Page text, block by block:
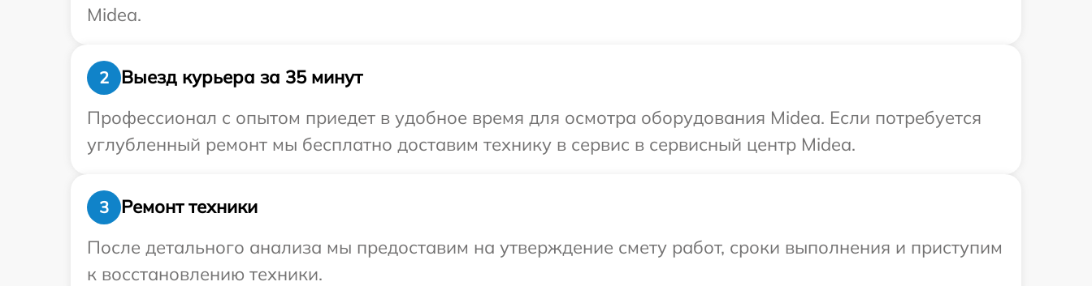
Midea.
2
Выезд курьера за 35 минут
Профессионал с опытом приедет в удобное время для осмотра оборудования Midea. Если потребуется
углубленный ремонт мы бесплатно доставим технику в сервис в сервисный центр Midea.
3
Ремонт техники
После детального анализа мы предоставим на утверждение смету работ, сроки выполнения и приступим
к восстановлению техники.